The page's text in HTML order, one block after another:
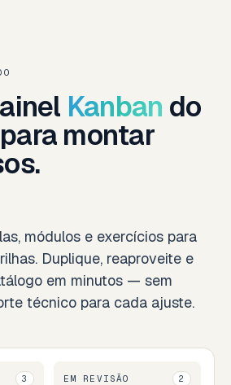
Kanban do
montar
módulos e exercícios para
Duplique, reaproveite e
em minutos — sem
técnico para cada ajuste.
3 EM REVISÃO 2